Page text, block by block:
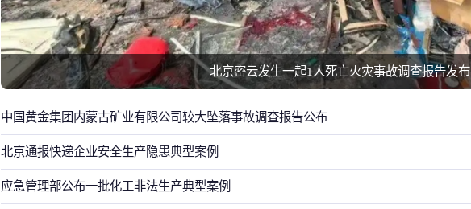
北京密云发生一起1人死亡火灾事故调查报告发布
中国黄金集团内蒙古矿业有限公司较大坠落事故调查报告公布
北京通报快递企业安全生产隐患典型案例
应急管理部公布一批化工非法生产典型案例